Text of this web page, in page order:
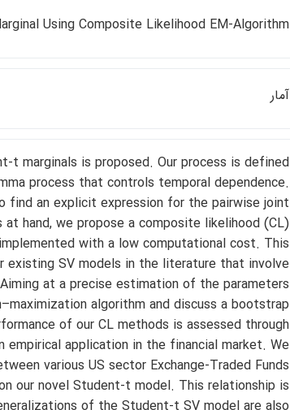
Using Composite Likelihood EM-Algorithm
آمار
marginals is proposed. Our process is defined
process that controls temporal dependence.
find an explicit expression for the pairwise joint
hand, we propose a composite likelihood (CL)
with a low computational cost. This
SV models in the literature that involve
at a precise estimation of the parameters
algorithm and discuss a bootstrap
of our CL methods is assessed through
application in the financial market. We
various US sector Exchange-Traded Funds
our novel Student-t model. This relationship is